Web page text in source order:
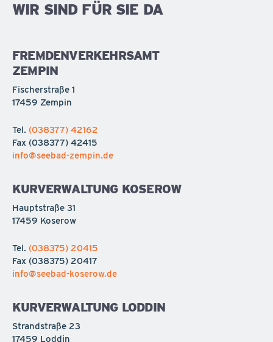
WIR SIND FÜR SIE DA
FREMDENVERKEHRSAMT
ZEMPIN
Fischerstraße 1
17459 Zempin
Tel. (038377) 42162
Fax (038377) 42415
info@seebad-zempin.de
KURVERWALTUNG KOSEROW
Hauptstraße 31
17459 Koserow
Tel. (038375) 20415
Fax (038375) 20417
info@seebad-koserow.de
KURVERWALTUNG LODDIN
Strandstraße 23
17459 Loddin